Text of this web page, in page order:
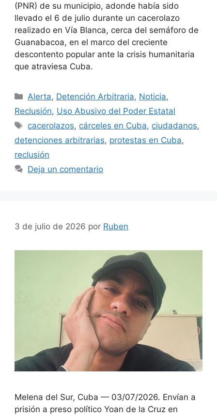
(PNR) de su municipio, adonde había sido
llevado el 6 de julio durante un cacerolazo
realizado en Vía Blanca, cerca del semáforo de
Guanabacoa, en el marco del creciente
descontento popular ante la crisis humanitaria
que atraviesa Cuba.
Categorías
Alerta, Detención Arbitraria, Noticia,
Reclusión, Uso Abusivo del Poder Estatal
Etiquetas
cacerolazos, cárceles en Cuba, ciudadanos,
detenciones arbitrarias, protestas en Cuba,
reclusión
Deja un comentario
3 de julio de 2026 por Ruben
Melena del Sur, Cuba — 03/07/2026. Envían a
prisión a preso político Yoan de la Cruz en